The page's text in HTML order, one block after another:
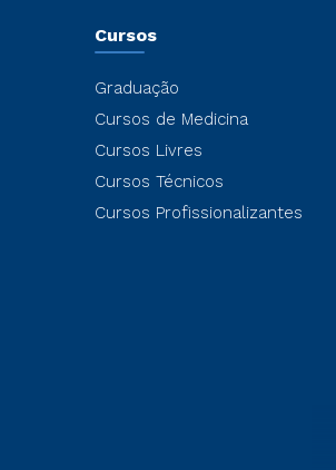
Cursos
Graduação
Cursos de Medicina
Cursos Livres
Cursos Técnicos
Cursos Profissionalizantes